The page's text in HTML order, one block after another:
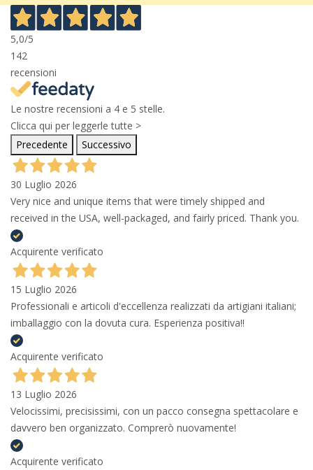
5,0/5
142
recensioni
Le nostre recensioni a 4 e 5 stelle.
Clicca qui per leggerle tutte >
Precedente
Successivo
30 Luglio 2026
Very nice and unique items that were timely shipped and
received in the USA, well-packaged, and fairly priced. Thank you.
Acquirente verificato
15 Luglio 2026
Professionali e articoli d'eccellenza realizzati da artigiani italiani;
imballaggio con la dovuta cura. Esperienza positiva!!
Acquirente verificato
13 Luglio 2026
Velocissimi, precisissimi, con un pacco consegna spettacolare e
davvero ben organizzato. Comprerò nuovamente!
Acquirente verificato